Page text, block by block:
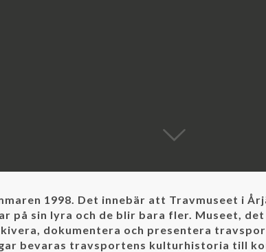
1998. Det innebär att Travmuseet i
på sin lyra och de blir bara fler. Museet,
dokumentera och presentera
bevaras travsportens kulturhistoria till